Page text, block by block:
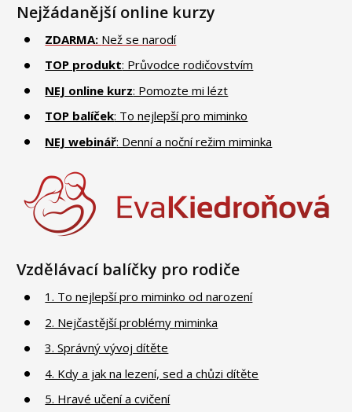
Nejžádanější online kurzy
ZDARMA: Než se narodí
TOP produkt: Průvodce rodičovstvím
NEJ online kurz: Pomozte mi lézt
TOP balíček: To nejlepší pro miminko
NEJ webinář: Denní a noční režim miminka
Vzdělávací balíčky pro rodiče
1. To nejlepší pro miminko od narození
2. Nejčastější problémy miminka
3. Správný vývoj dítěte
4. Kdy a jak na lezení, sed a chůzi dítěte
5. Hravé učení a cvičení